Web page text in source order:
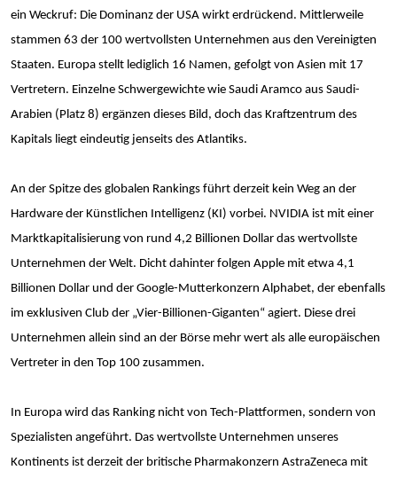
ein Weckruf: Die Dominanz der USA wirkt erdrückend. Mittlerweile
stammen 63 der 100 wertvollsten Unternehmen aus den Vereinigten
Staaten. Europa stellt lediglich 16 Namen, gefolgt von Asien mit 17
Vertretern. Einzelne Schwergewichte wie Saudi Aramco aus Saudi-
Arabien (Platz 8) ergänzen dieses Bild, doch das Kraftzentrum des
Kapitals liegt eindeutig jenseits des Atlantiks.
An der Spitze des globalen Rankings führt derzeit kein Weg an der
Hardware der Künstlichen Intelligenz (KI) vorbei. NVIDIA ist mit einer
Marktkapitalisierung von rund 4,2 Billionen Dollar das wertvollste
Unternehmen der Welt. Dicht dahinter folgen Apple mit etwa 4,1
Billionen Dollar und der Google-Mutterkonzern Alphabet, der ebenfalls
im exklusiven Club der „Vier-Billionen-Giganten“ agiert. Diese drei
Unternehmen allein sind an der Börse mehr wert als alle europäischen
Vertreter in den Top 100 zusammen.
In Europa wird das Ranking nicht von Tech-Plattformen, sondern von
Spezialisten angeführt. Das wertvollste Unternehmen unseres
Kontinents ist derzeit der britische Pharmakonzern AstraZeneca mit